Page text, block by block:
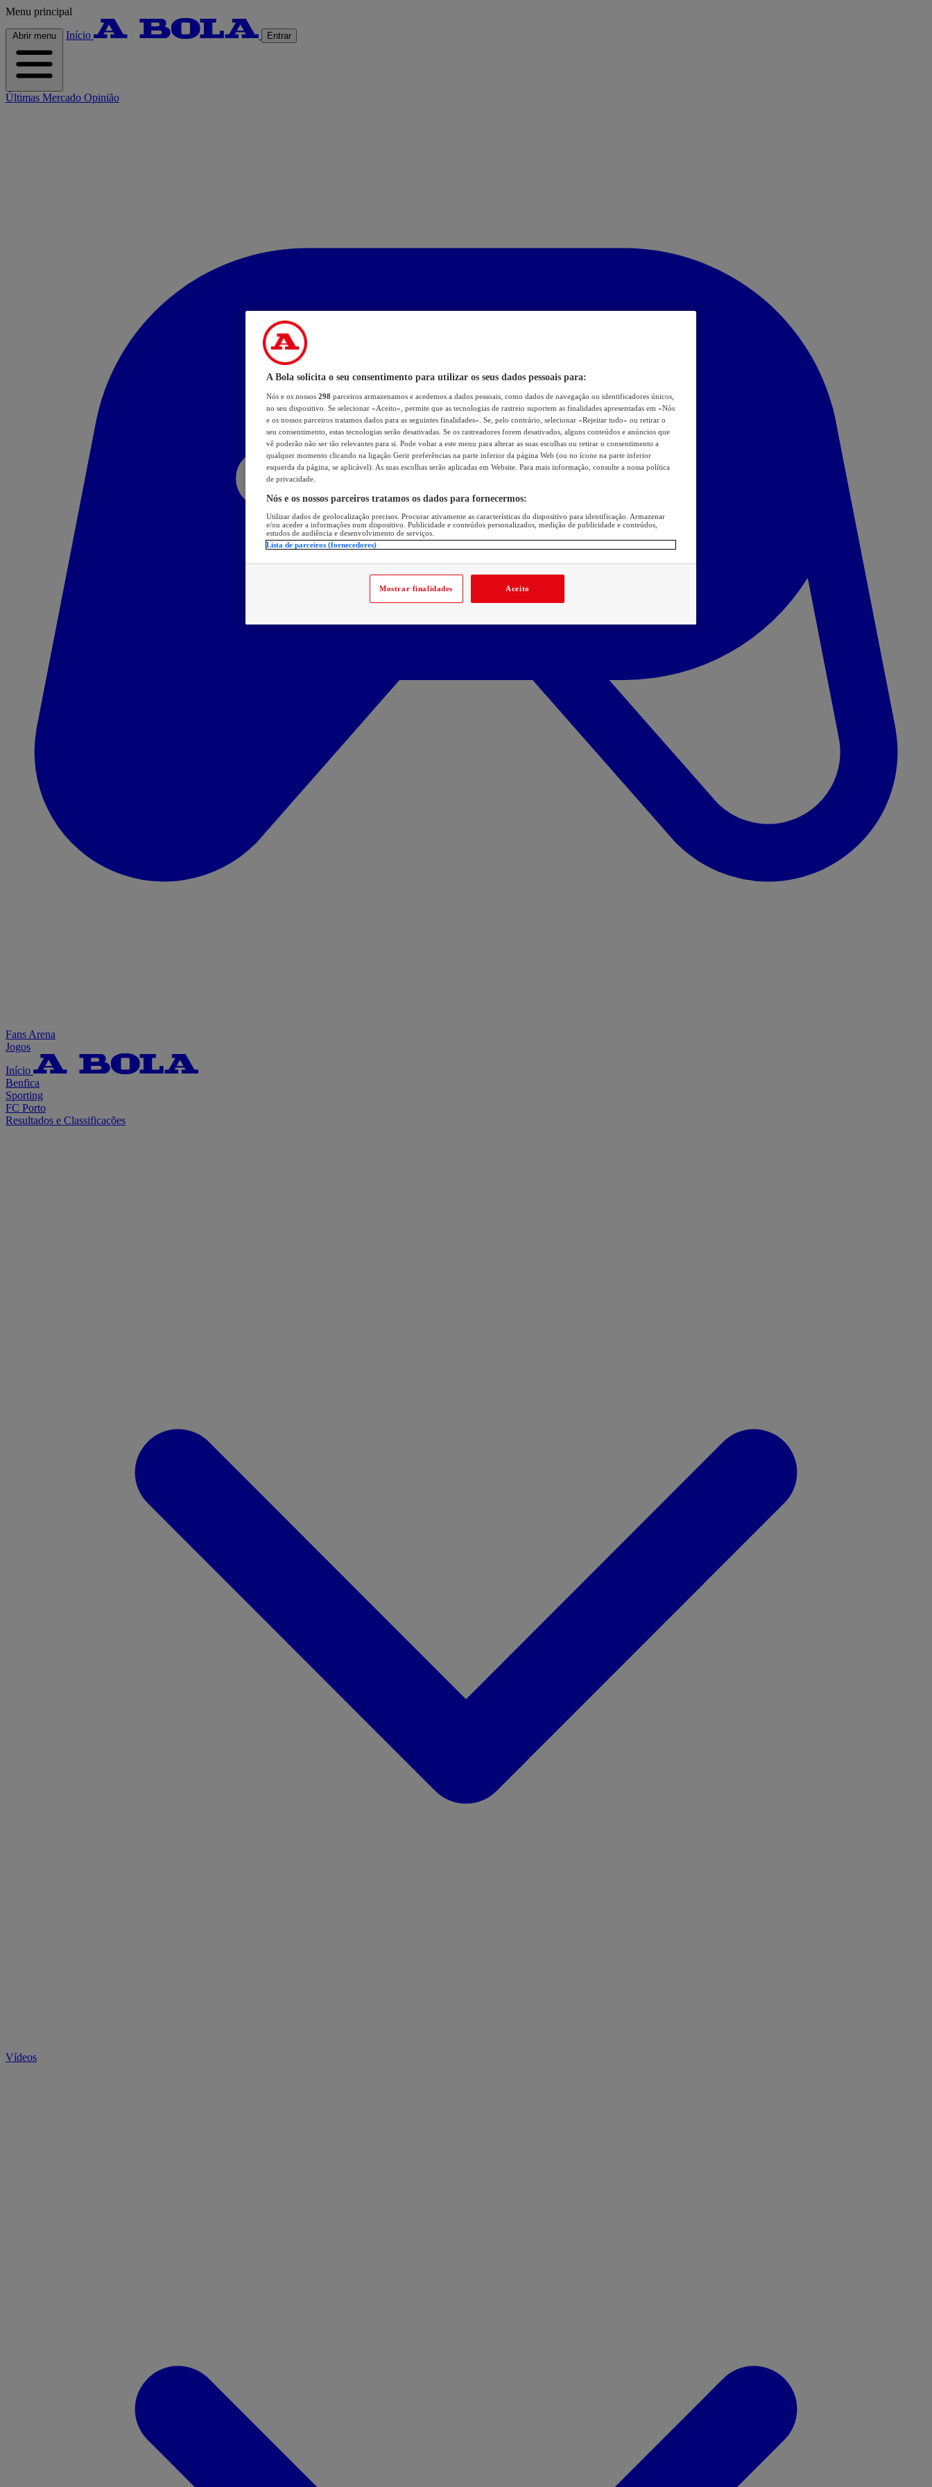
Menu principal
Abrir menu Início Entrar
Últimas Mercado Opinião
Fans Arena
Jogos
Início
Benfica
Sporting
FC Porto
Resultados e Classificações
Vídeos
A Bola solicita o seu consentimento para utilizar os seus dados pessoais para:
Nós e os nossos 298 parceiros armazenamos e acedemos a dados pessoais, como dados de navegação ou identificadores únicos,
no seu dispositivo. Se selecionar «Aceito», permite que as tecnologias de rastreio suportem as finalidades apresentadas em «Nós
e os nossos parceiros tratamos dados para as seguintes finalidades». Se, pelo contrário, selecionar «Rejeitar tudo» ou retirar o
seu consentimento, estas tecnologias serão desativadas. Se os rastreadores forem desativados, alguns conteúdos e anúncios que
vê poderão não ser tão relevantes para si. Pode voltar a este menu para alterar as suas escolhas ou retirar o consentimento a
qualquer momento clicando na ligação Gerir preferências na parte inferior da página Web (ou no ícone na parte inferior
esquerda da página, se aplicável). As suas escolhas serão aplicadas em Website. Para mais informação, consulte a nossa política
de privacidade.
Nós e os nossos parceiros tratamos os dados para fornecermos:
Utilizar dados de geolocalização precisos. Procurar ativamente as características do dispositivo para identificação. Armazenar
e/ou aceder a informações num dispositivo. Publicidade e conteúdos personalizados, medição de publicidade e conteúdos,
estudos de audiência e desenvolvimento de serviços.
Lista de parceiros (fornecedores)
Mostrar finalidades Aceito